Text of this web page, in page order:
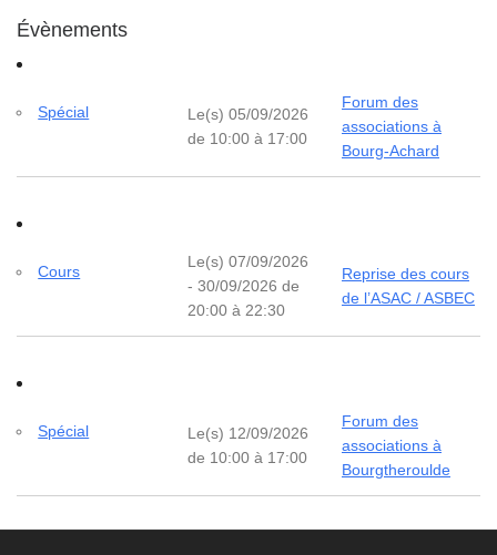
Évènements
Spécial
Le(s) 05/09/2026
de 10:00 à 17:00
Forum des
associations à
Bourg-Achard
Cours
Le(s) 07/09/2026
- 30/09/2026 de
20:00 à 22:30
Reprise des cours
de l’ASAC / ASBEC
Spécial
Le(s) 12/09/2026
de 10:00 à 17:00
Forum des
associations à
Bourgtheroulde